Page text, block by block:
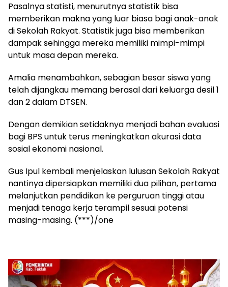
Pasalnya statisti, menurutnya statistik bisa
memberikan makna yang luar biasa bagi anak-anak
di Sekolah Rakyat. Statistik juga bisa memberikan
dampak sehingga mereka memiliki mimpi-mimpi
untuk masa depan mereka.
Amalia menambahkan, sebagian besar siswa yang
telah dijangkau memang berasal dari keluarga desil 1
dan 2 dalam DTSEN.
Dengan demikian setidaknya menjadi bahan evaluasi
bagi BPS untuk terus meningkatkan akurasi data
sosial ekonomi nasional.
Gus Ipul kembali menjelaskan lulusan Sekolah Rakyat
nantinya dipersiapkan memiliki dua pilihan, pertama
melanjutkan pendidikan ke perguruan tinggi atau
menjadi tenaga kerja terampil sesuai potensi
masing-masing. (***)/one